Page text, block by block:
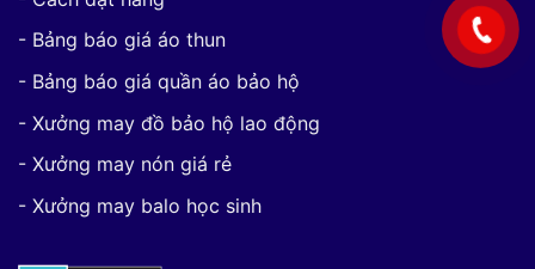
- Bảng báo giá áo thun
- Bảng báo giá quần áo bảo hộ
- Xưởng may đồ bảo hộ lao động
- Xưởng may nón giá rẻ
- Xưởng may balo học sinh